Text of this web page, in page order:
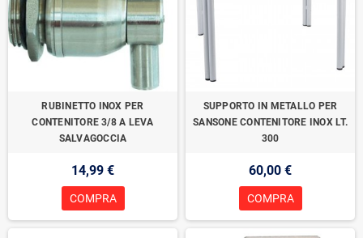
RUBINETTO INOX PER
CONTENITORE 3/8 A LEVA
SALVAGOCCIA
14,99 €
COMPRA
SUPPORTO IN METALLO PER
SANSONE CONTENITORE INOX LT.
300
60,00 €
COMPRA